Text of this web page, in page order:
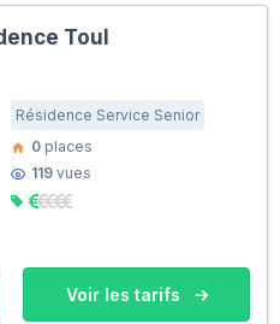
Toul
Résidence Service Senior
0 places
119 vues
Voir les tarifs